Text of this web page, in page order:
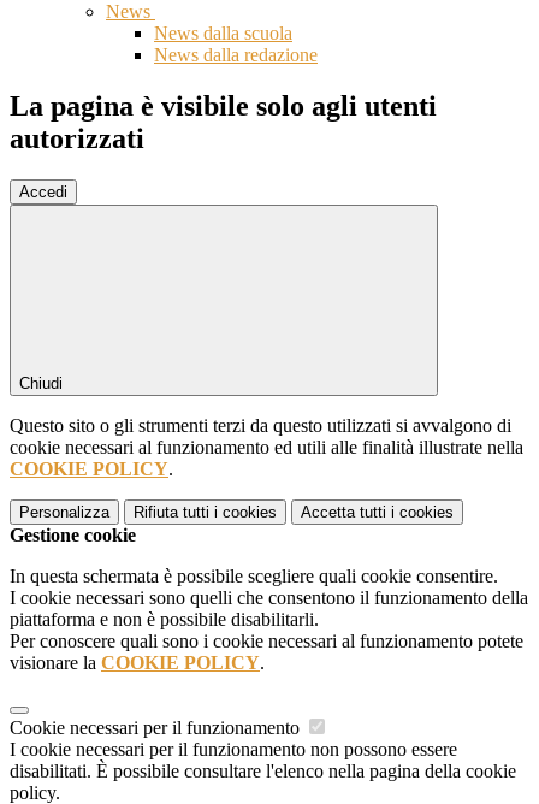
News
News dalla scuola
News dalla redazione
La pagina è visibile solo agli utenti
autorizzati
Accedi
Chiudi
Questo sito o gli strumenti terzi da questo utilizzati si avvalgono di
cookie necessari al funzionamento ed utili alle finalità illustrate nella
COOKIE POLICY.
Personalizza Rifiuta tutti i cookies Accetta tutti i cookies
Gestione cookie
In questa schermata è possibile scegliere quali cookie consentire.
I cookie necessari sono quelli che consentono il funzionamento della
piattaforma e non è possibile disabilitarli.
Per conoscere quali sono i cookie necessari al funzionamento potete
visionare la COOKIE POLICY.
Cookie necessari per il funzionamento
I cookie necessari per il funzionamento non possono essere
disabilitati. È possibile consultare l'elenco nella pagina della cookie
policy.